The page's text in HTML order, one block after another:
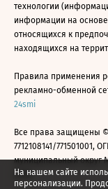
На нашем сайте
персонализации.
технологии
информации на
относящихся к
находящихся на
Правила применения
рекламно-обменной
24smi
Все права защищены
7712108141/771501001,
муниципальный округ
2026